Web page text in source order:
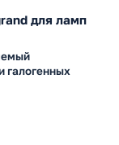
для ламп
галогенных